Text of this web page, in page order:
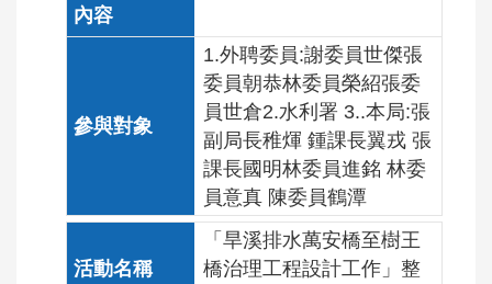
1.外聘委員:謝委員世傑張
委員朝恭林委員榮紹張委
員世倉2.水利署 3..本局:張
副局長稚煇 鍾課長翼戎 張
課長國明林委員進銘 林委
員意真 陳委員鶴潭
「旱溪排水萬安橋至樹王
橋治理工程設計工作」整